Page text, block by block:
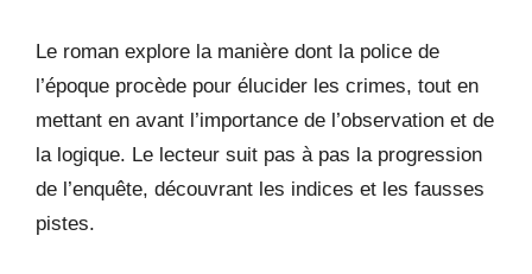
Le roman explore la manière dont la police de
l’époque procède pour élucider les crimes, tout en
mettant en avant l’importance de l’observation et de
la logique. Le lecteur suit pas à pas la progression
de l’enquête, découvrant les indices et les fausses
pistes.